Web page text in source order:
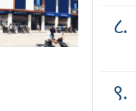
८.
९.